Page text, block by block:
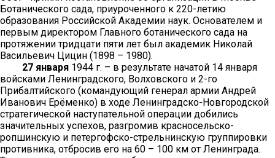
Ботанического сада, приуроченного к 220-летию
образования Российской Академии наук. Основателем и
первым директором Главного ботанического сада на
протяжении тридцати пяти лет был академик Николай
Васильевич Цицин (1898 – 1980).
27 января 1944 г. – в результате начатой 14 января
войсками Ленинградского, Волховского и 2-го
Прибалтийского (командующий генерал армии Андрей
Иванович Ерёменко) в ходе Ленинградско-Новгородской
стратегической наступательной операции добились
значительных успехов, разгромив красносельско-
ропшинскую и петергофско-стрельнинскую группировки
противника, отбросив его на 60 – 100 км от Ленинграда.